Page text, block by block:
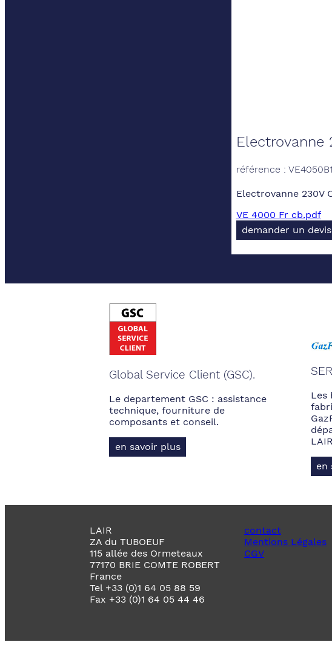
Electrovanne
référence :
Electrovanne 230V
VE 4000 Fr cb.pdf
demander un devis
Global Service Client (GSC).
Le departement GSC : assistance
technique, fourniture de
composants et conseil.
en savoir plus
Les
en
LAIR
ZA du TUBOEUF
115 allée des Ormeteaux
77170 BRIE COMTE ROBERT
France
Tel +33 (0)1 64 05 88 59
Fax +33 (0)1 64 05 44 46
contact
Mentions Légales
CGV